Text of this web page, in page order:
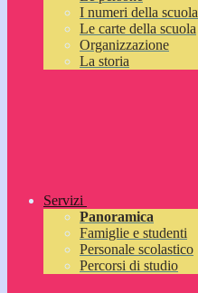
I numeri della scuola
Le carte della scuola
Organizzazione
La storia
Servizi
Panoramica
Famiglie e studenti
Personale scolastico
Percorsi di studio